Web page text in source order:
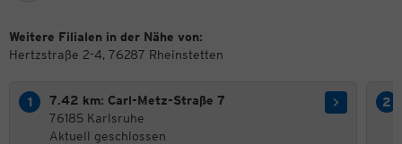
Weitere Filialen in der Nähe von:
Hertzstraße 2-4, 76287 Rheinstetten
7.42 km: Carl-Metz-Straße 7
76185 Karlsruhe
Aktuell geschlossen